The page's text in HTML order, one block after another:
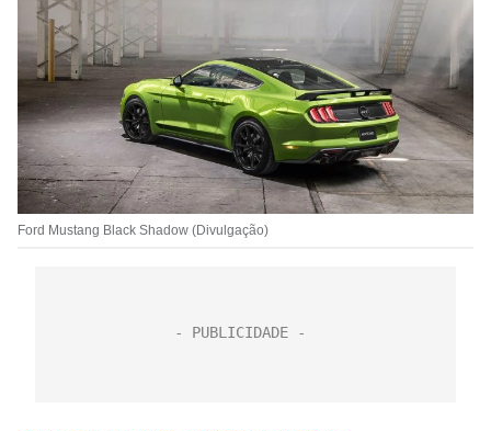
Ford Mustang Black Shadow (Divulgação)